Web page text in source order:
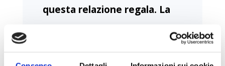
questa relazione regala. La